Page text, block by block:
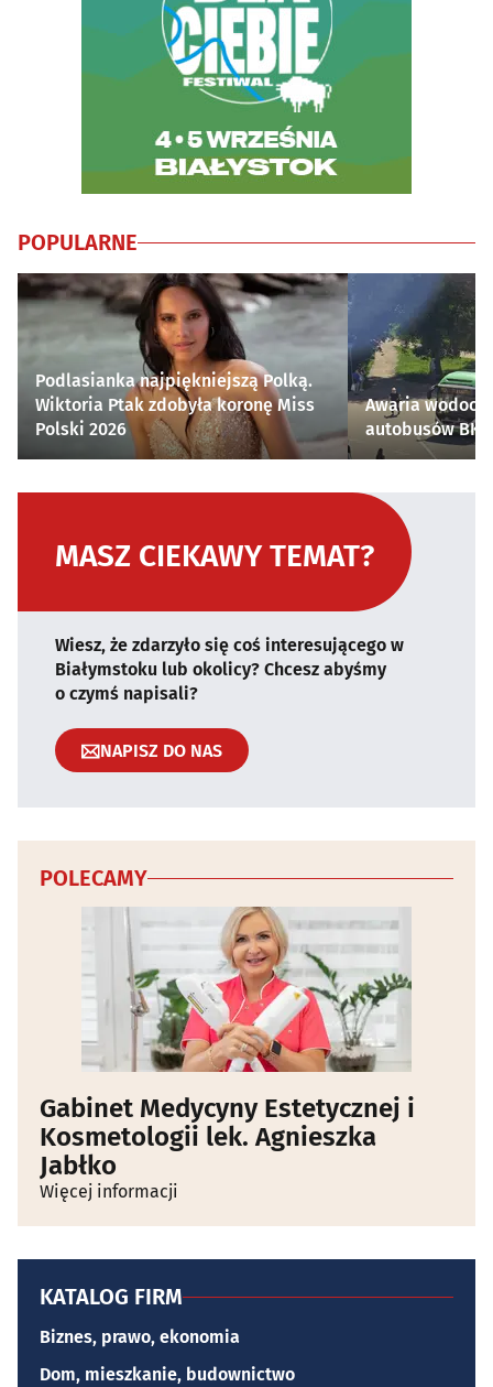
POPULARNE
Podlasianka najpiękniejszą Polką.
Wiktoria Ptak zdobyła koronę Miss
Polski 2026
Awaria
autobusów
MASZ CIEKAWY TEMAT?
Wiesz, że zdarzyło się coś interesującego w
Białymstoku lub okolicy? Chcesz abyśmy
o czymś napisali?
NAPISZ DO NAS
POLECAMY
Gabinet Medycyny Estetycznej i
Kosmetologii lek. Agnieszka
Jabłko
Więcej informacji
KATALOG FIRM
Biznes, prawo, ekonomia
Dom, mieszkanie, budownictwo